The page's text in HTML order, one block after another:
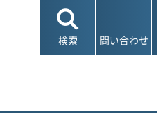
検索 問い合わせ